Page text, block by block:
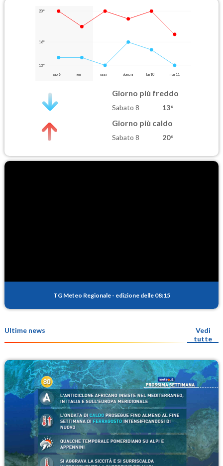
20°
16°
13°
gio 6 ieri oggi domani lun 10 mar 11
Giorno più freddo
Sabato 8 13°
Giorno più caldo
Sabato 8 20°
TG Meteo Regionale - edizione delle 08:15
Ultime news
Vedi
tutte